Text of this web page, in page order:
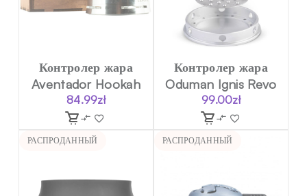
Контролер жара
Aventador Hookah
84.99zł
Контролер жара
Oduman Ignis Revo
99.00zł
РАСПРОДАННЫЙ РАСПРОДАННЫЙ